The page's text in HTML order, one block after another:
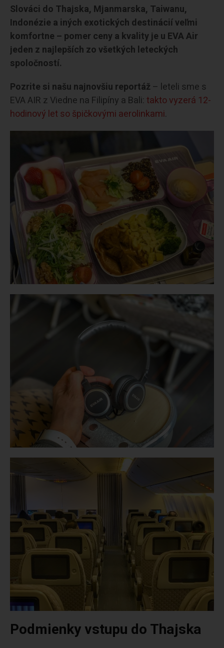
Slováci do Thajska, Mjanmarska, Taiwanu,
Indonézie a iných exotických destinácií veľmi
komfortne – pomer ceny a kvality je u EVA Air
jeden z najlepších zo všetkých leteckých
spoločností.
Pozrite si našu najnovšiu reportáž – leteli sme s
EVA AIR z Viedne na Filipíny a Bali: takto vyzerá 12-
hodinový let so špičkovými aerolinkami.
Podmienky vstupu do Thajska